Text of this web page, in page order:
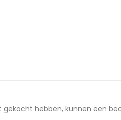
hebben, kunnen een